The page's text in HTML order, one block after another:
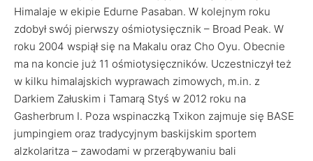
Himalaje w ekipie Edurne Pasaban. W kolejnym roku
zdobył swój pierwszy ośmiotysięcznik – Broad Peak. W
roku 2004 wspiął się na Makalu oraz Cho Oyu. Obecnie
ma na koncie już 11 ośmiotysięczników. Uczestniczył też
w kilku himalajskich wyprawach zimowych, m.in. z
Darkiem Załuskim i Tamarą Styś w 2012 roku na
Gasherbrum I. Poza wspinaczką Txikon zajmuje się BASE
jumpingiem oraz tradycyjnym baskijskim sportem
alzkolaritza – zawodami w przerąbywaniu bali